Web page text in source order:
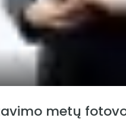
metų